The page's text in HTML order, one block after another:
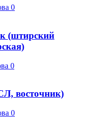
0
(штирский
0
восточник)
0